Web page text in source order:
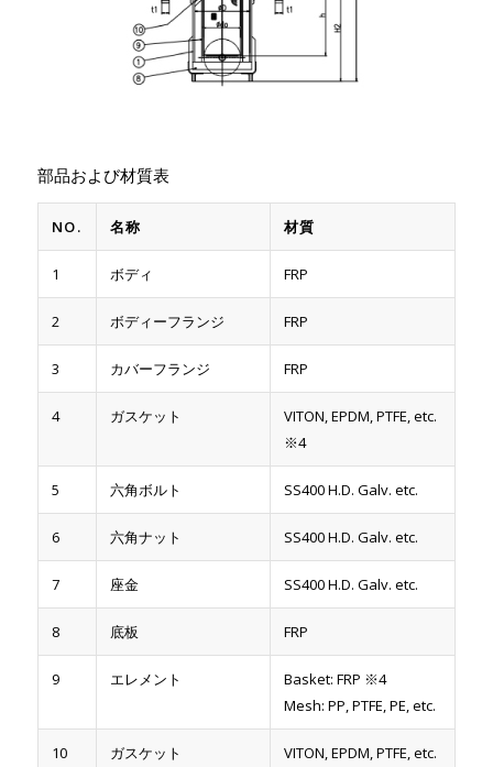
部品および材質表
NO. 名称 材質
1 ボディ FRP
2 ボディーフランジ FRP
3 カバーフランジ FRP
4 ガスケット
VITON, EPDM, PTFE, etc.
※4
5 六角ボルト SS400 H.D. Galv. etc.
6 六角ナット SS400 H.D. Galv. etc.
7 座金 SS400 H.D. Galv. etc.
8 底板 FRP
9 エレメント
Basket: FRP ※4
Mesh: PP, PTFE, PE, etc.
10 ガスケット
VITON, EPDM, PTFE, etc.